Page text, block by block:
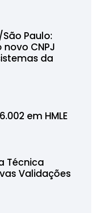
Paulo:
CNPJ
da
em HMLE
Técnica
Validações